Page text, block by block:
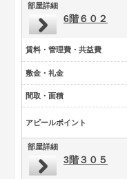
部屋詳細
6階６０２
賃料・管理費・共益費
敷金・礼金
間取・面積
アピールポイント
部屋詳細
3階３０５